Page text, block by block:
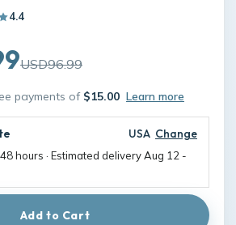
4.4
USD96.99
payments of $15.00 Learn more
USA Change
hours · Estimated deliveryAug 12 -
Add to Cart